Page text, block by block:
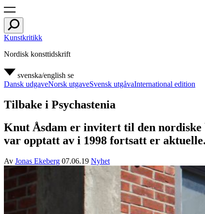
Kunstkritikk
Nordisk konsttidskrift
svenska/english se
Dansk udgaveNorsk utgaveSvensk utgåvaInternational edition
Tilbake i Psychastenia
Knut Åsdam er invitert til den nordiske
var opptatt av i 1998 fortsatt er aktuelle.
Av Jonas Ekeberg 07.06.19 Nyhet